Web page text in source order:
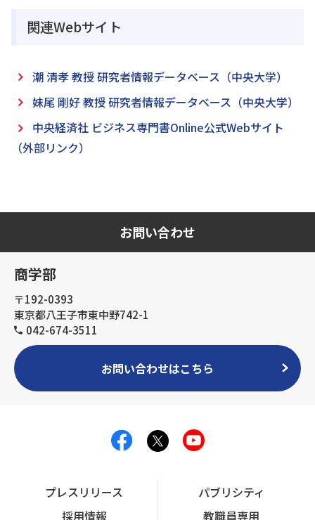
関連Webサイト
潮 清孝 教授 研究者情報データベース（中央大学）
妹尾 剛好 教授 研究者情報データベース（中央大学）
中央経済社 ビジネス専門書Online公式Webサイト
（外部リンク）
お問い合わせ
商学部
〒192-0393
東京都八王子市東中野742-1
042-674-3511
お問い合わせはこちら
プレスリリース
パブリシティ
採用情報
教職員専用